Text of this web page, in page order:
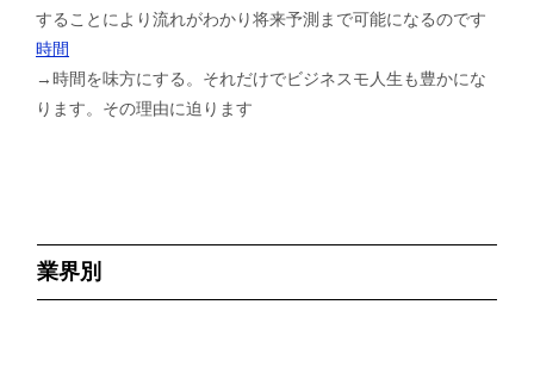
することにより流れがわかり将来予測まで可能になるのです
時間
→時間を味方にする。それだけでビジネスモ人生も豊かにな
ります。その理由に迫ります
業界別